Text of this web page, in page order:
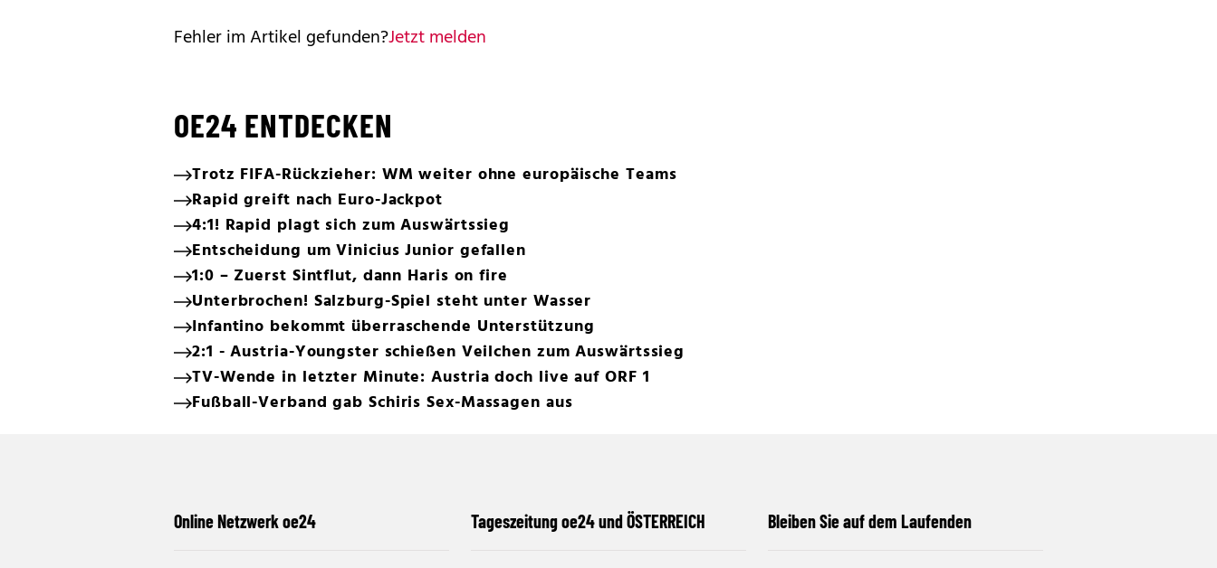
Fehler im Artikel gefunden?Jetzt melden
OE24 ENTDECKEN
Trotz FIFA-Rückzieher: WM weiter ohne europäische Teams
Rapid greift nach Euro-Jackpot
4:1! Rapid plagt sich zum Auswärtssieg
Entscheidung um Vinicius Junior gefallen
1:0 – Zuerst Sintflut, dann Haris on fire
Unterbrochen! Salzburg-Spiel steht unter Wasser
Infantino bekommt überraschende Unterstützung
2:1 - Austria-Youngster schießen Veilchen zum Auswärtssieg
TV-Wende in letzter Minute: Austria doch live auf ORF 1
Fußball-Verband gab Schiris Sex-Massagen aus
Online Netzwerk oe24 Tageszeitung oe24 und ÖSTERREICH Bleiben Sie auf dem Laufenden